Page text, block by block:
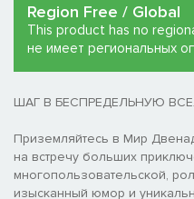
Region Free / Global
This product has no
не имеет региональных
ШАГ В БЕСПРЕДЕЛЬНУЮ
Приземляйтесь в Мир
на встречу больших
многопользовательской,
изысканный юмор и